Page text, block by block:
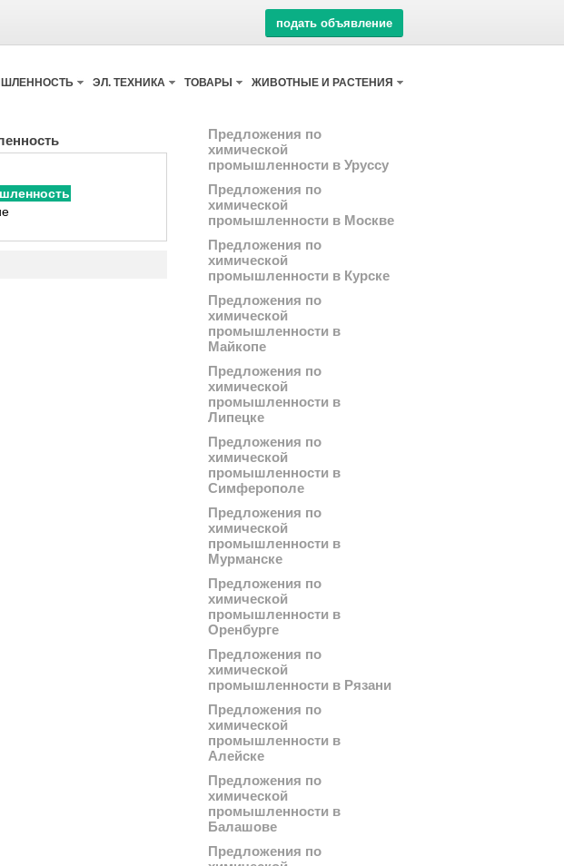
подать объявление
ЭЛ. ТЕХНИКА ТОВАРЫ ЖИВОТНЫЕ И РАСТЕНИЯ
Предложения по
химической
промышленности в Уруссу
Предложения по
химической
промышленности в Москве
Предложения по
химической
промышленности в Курске
Предложения по
химической
промышленности в
Майкопе
Предложения по
химической
промышленности в
Липецке
Предложения по
химической
промышленности в
Симферополе
Предложения по
химической
промышленности в
Мурманске
Предложения по
химической
промышленности в
Оренбурге
Предложения по
химической
промышленности в Рязани
Предложения по
химической
промышленности в
Алейске
Предложения по
химической
промышленности в
Балашове
Предложения по